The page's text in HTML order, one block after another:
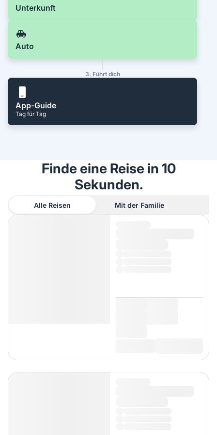
Unterkunft
Auto
3. Führt dich
App-Guide
Tag für Tag
Finde eine Reise in 10
Sekunden.
Alle Reisen Mit der Familie